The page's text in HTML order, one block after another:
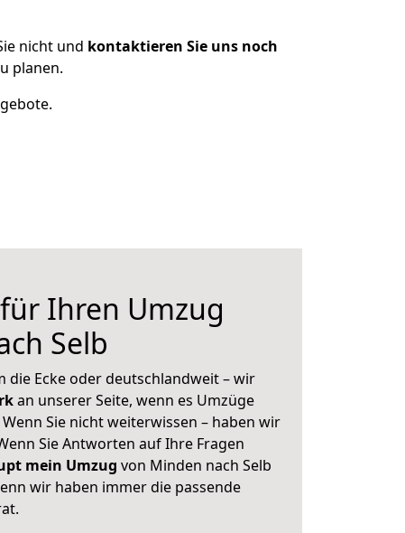
nicht und kontaktieren Sie uns noch
planen.
Ihren Umzug
Selb
die Ecke oder deutschlandweit – wir
an unserer Seite, wenn es Umzüge
Sie nicht weiterwissen – haben wir
Sie Antworten auf Ihre Fragen
mein Umzug von Minden nach Selb
wir haben immer die passende